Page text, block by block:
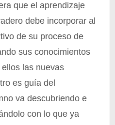
que el aprendizaje
debe incorporar al
de su proceso de
sus conocimientos
las nuevas
es guía del
va descubriendo e
con lo que ya